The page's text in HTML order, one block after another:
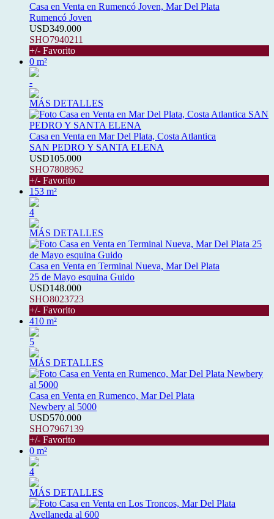
Casa en Venta en Rumencó Joven, Mar Del Plata
Rumencó Joven
USD349.000
SHO7940211
+/- Favorito
0 m²
-
MÁS DETALLES
Casa en Venta en Mar Del Plata, Costa Atlantica
SAN PEDRO Y SANTA ELENA
USD105.000
SHO7808962
+/- Favorito
153 m²
4
MÁS DETALLES
Casa en Venta en Terminal Nueva, Mar Del Plata
25 de Mayo esquina Guido
USD148.000
SHO8023723
+/- Favorito
410 m²
5
MÁS DETALLES
Casa en Venta en Rumenco, Mar Del Plata
Newbery al 5000
USD570.000
SHO7967139
+/- Favorito
0 m²
4
MÁS DETALLES